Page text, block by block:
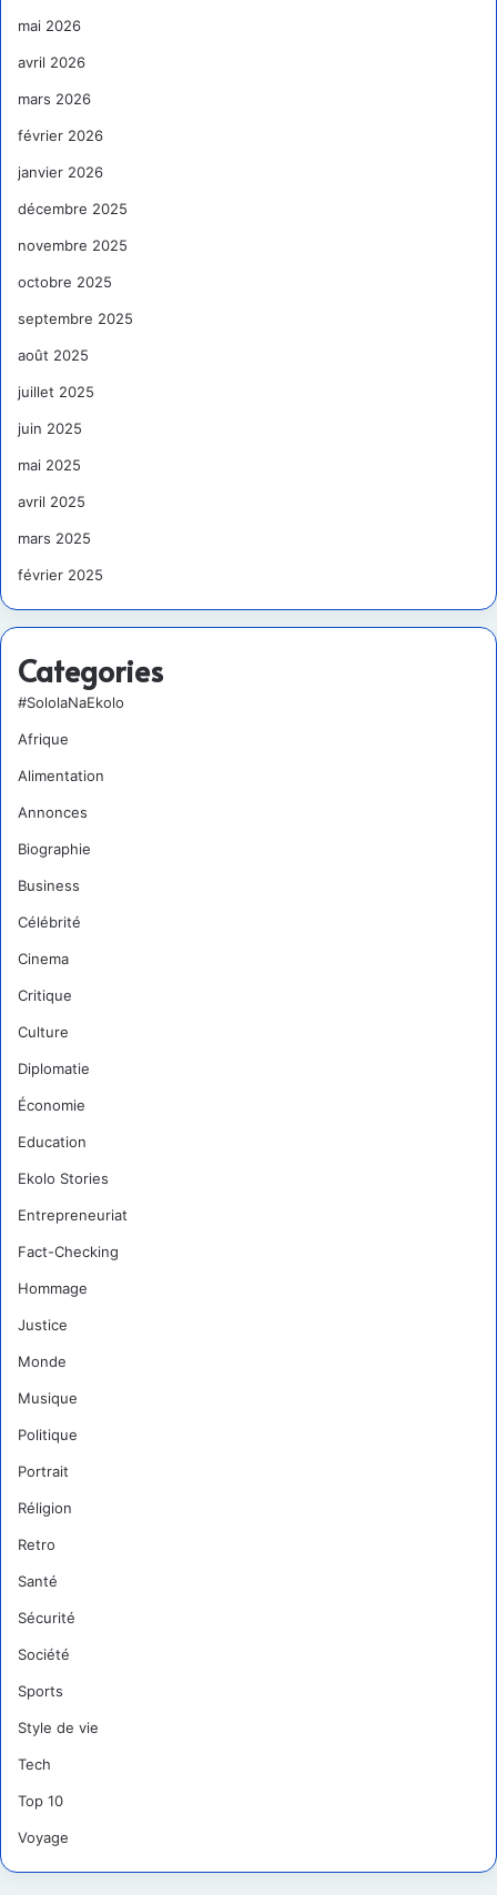
mai 2026
avril 2026
mars 2026
février 2026
janvier 2026
décembre 2025
novembre 2025
octobre 2025
septembre 2025
août 2025
juillet 2025
juin 2025
mai 2025
avril 2025
mars 2025
février 2025
Categories
#SololaNaEkolo
Afrique
Alimentation
Annonces
Biographie
Business
Célébrité
Cinema
Critique
Culture
Diplomatie
Économie
Education
Ekolo Stories
Entrepreneuriat
Fact-Checking
Hommage
Justice
Monde
Musique
Politique
Portrait
Réligion
Retro
Santé
Sécurité
Société
Sports
Style de vie
Tech
Top 10
Voyage